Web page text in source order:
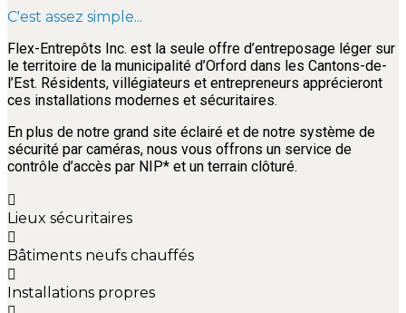
C'est assez simple...
Flex-Entrepôts Inc. est la seule offre d’entreposage léger sur
le territoire de la municipalité d’Orford dans les Cantons-de-
l’Est. Résidents, villégiateurs et entrepreneurs apprécieront
ces installations modernes et sécuritaires.
En plus de notre grand site éclairé et de notre système de
sécurité par caméras, nous vous offrons un service de
contrôle d’accès par NIP* et un terrain clôturé.
Lieux sécuritaires
Bâtiments neufs chauffés
Installations propres